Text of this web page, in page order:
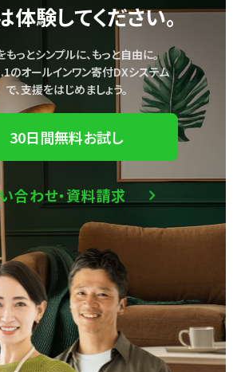
体験してください。
っとシンプルに、もっと自由に。
のオールインワン寄付DXシステム
で、支援をはじめましょう。
30日間無料お試し
合わせ・資料請求